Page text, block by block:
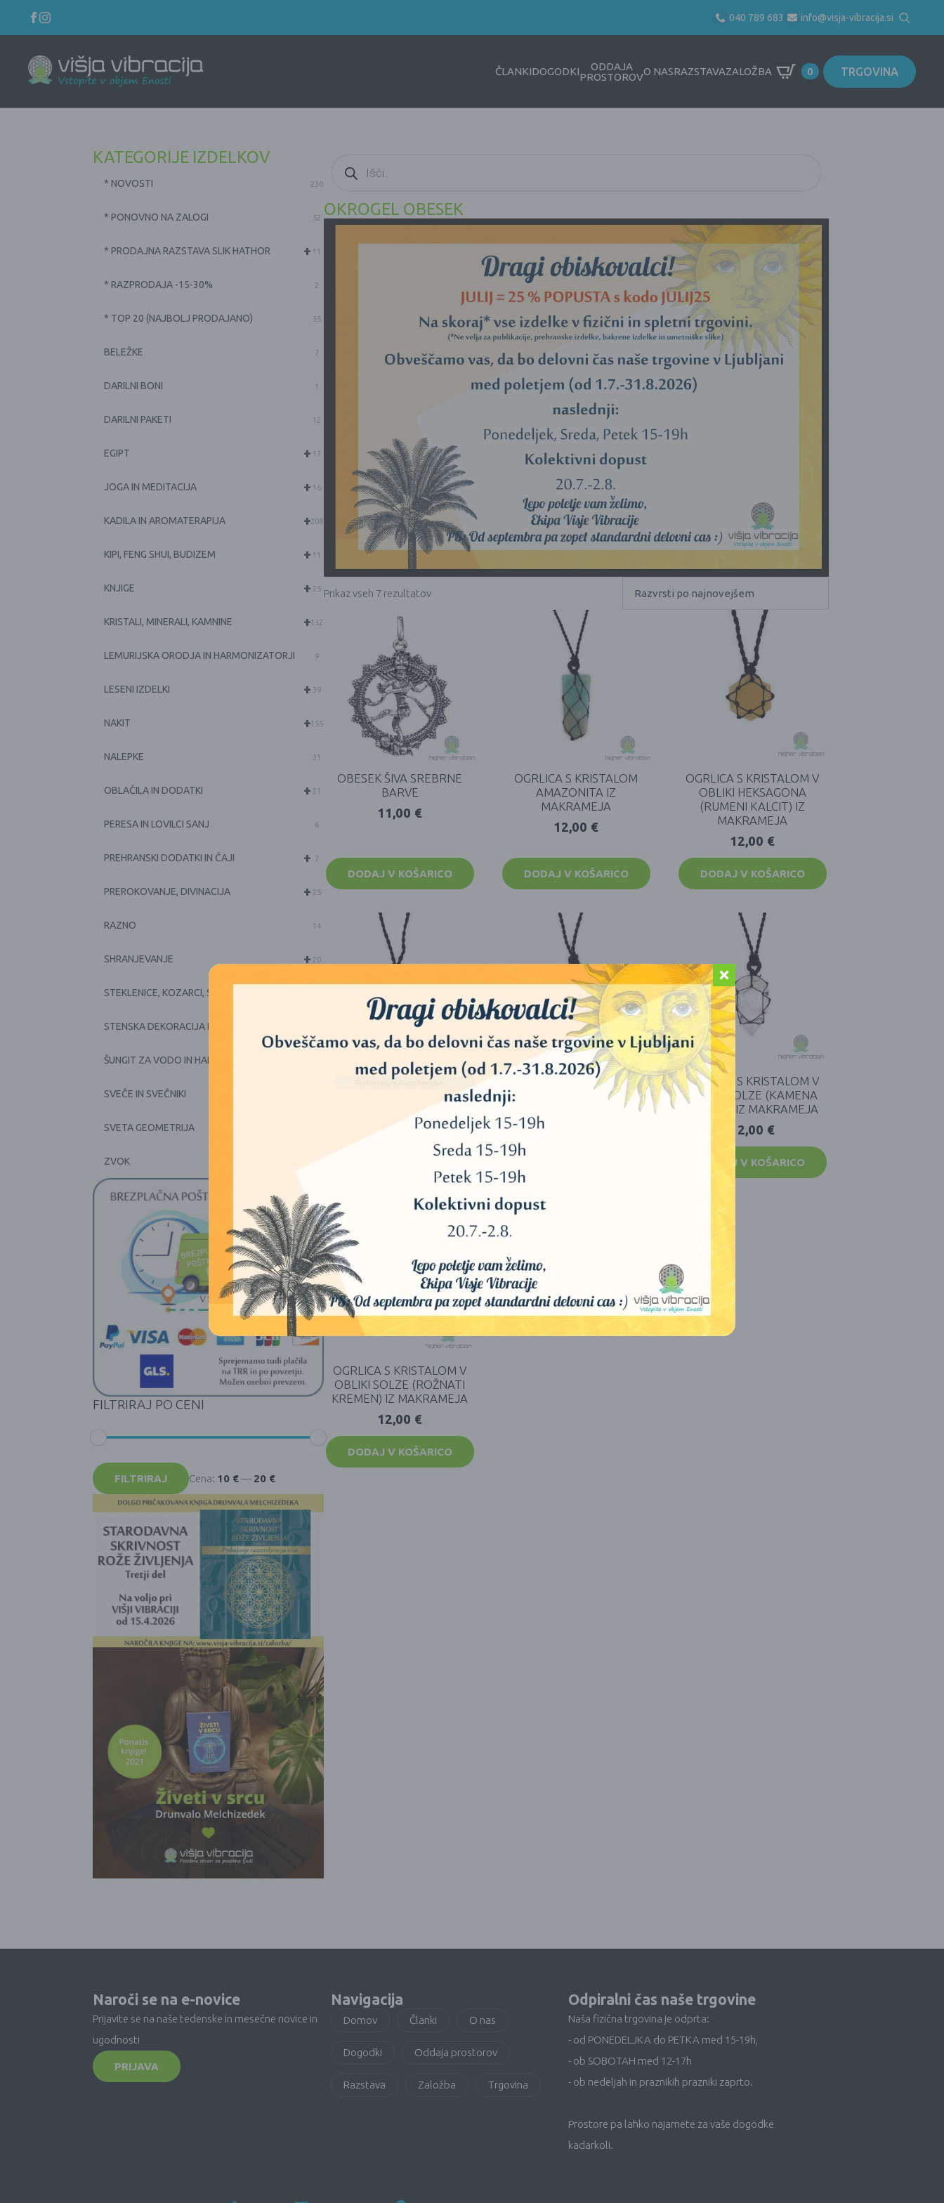
040 789 683 info@visja-vibracija.si
Search
for:
ČLANKIDOGODKI
ODDAJA
PROSTOROVO NASRAZSTAVAZALOŽBA 0 TRGOVINA
KATEGORIJE IZDELKOV
* NOVOSTI 230
* PONOVNO NA ZALOGI 52
+
* PRODAJNA RAZSTAVA SLIK HATHOR 11
* RAZPRODAJA -15-30% 2
* TOP 20 (NAJBOLJ PRODAJANO) 55
BELEŽKE 7
DARILNI BONI 1
DARILNI PAKETI 12
+
EGIPT 17
+
JOGA IN MEDITACIJA 16
+
KADILA IN AROMATERAPIJA 208
+
KIPI, FENG SHUI, BUDIZEM 11
+
KNJIGE 25
+
KRISTALI, MINERALI, KAMNINE 132
LEMURIJSKA ORODJA IN HARMONIZATORJI 9
+
LESENI IZDELKI 39
+
NAKIT 155
NALEPKE 31
+
OBLAČILA IN DODATKI 21
PERESA IN LOVILCI SANJ 6
+
PREHRANSKI DODATKI IN ČAJI 7
+
PREROKOVANJE, DIVINACIJA 25
RAZNO 14
+
SHRANJEVANJE 20
STEKLENICE, KOZARCI, SKODELICE, POSODE
STENSKA DEKORACIJA IN PRTI
ŠUNGIT ZA VODO IN HARMONIJO
SVEČE IN SVEČNIKI
SVETA GEOMETRIJA
+
ZVOK 113
FILTRIRAJ PO CENI
Min
cena
Max
cena FILTRIRAJ Cena: 10 €— 20 €
search
OKROGEL OBESEK
Prikaz vseh 7 rezultatov
OBESEK ŠIVA SREBRNE
BARVE
11,00 €
DODAJ V KOŠARICO
OGRLICA S KRISTALOM
AMAZONITA IZ
MAKRAMEJA
12,00 €
DODAJ V KOŠARICO
OGRLICA S KRISTALOM V
OBLIKI HEKSAGONA
(RUMENI KALCIT) IZ
MAKRAMEJA
12,00 €
DODAJ V KOŠARICO
OGRLICA S KRISTALOM V
OBLIKI HEKSAGONA
(MAHOVNI AHAT)
12,00 €
OGRLICA S KRISTALOM V
OBLIKI SOLZE (SODALIT) IZ
OGRLICA S KRISTALOM V
OBLIKI SOLZE (KAMENA
STRELA) IZ MAKRAMEJA
12,00 €
DODAJ V KOŠARICO
OGRLICA S KRISTALOM V
OBLIKI SOLZE (ROŽNATI
KREMEN) IZ MAKRAMEJA
12,00 €
DODAJ V KOŠARICO
Naroči se na e-novice
Prijavite se na naše tedenske in mesečne novice in
ugodnosti
PRIJAVA
Navigacija
Domov Članki O nas
Dogodki Oddaja prostorov
Razstava Založba Trgovina
Odpiralni čas naše trgovine
Naša fizična trgovina je odprta:
- od PONEDELJKA do PETKA med 15-19h,
- ob SOBOTAH med 12-17h
- ob nedeljah in praznikih prazniki zaprto.
Prostore pa lahko najamete za vaše dogodke
kadarkoli.